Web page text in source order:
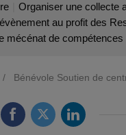
Organiser une collecte
au profit des
mécénat de compétences
/ Bénévole Soutien de